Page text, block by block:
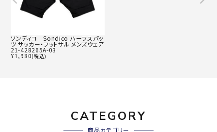
ソンディコ Sondico ハーフスパッ
ツ サッカー・フットサル メンズウェア
21-428265A-03
¥1,980(税込)
CATEGORY